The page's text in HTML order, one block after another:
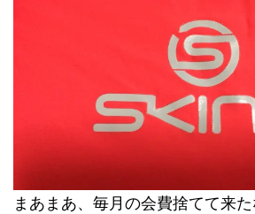
まあまあ、毎月の会費捨てて来